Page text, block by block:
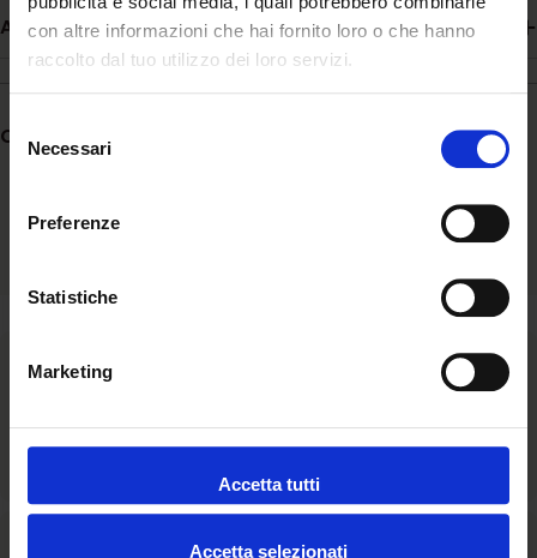
con altre informazioni che hai fornito loro o che hanno
raccolto dal tuo utilizzo dei loro servizi.
delNecessari
Preferenze
Statistiche
Marketing
Accetta tutti
Accetta selezionati
Additivi
Condividere:
Ascolto
Siamo al fianco della comunità ascoltandone bisogni e